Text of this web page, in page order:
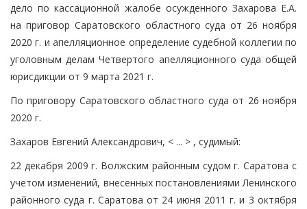
дело по кассационной жалобе осужденного Захарова Е.А.
на приговор Саратовского областного суда от 26 ноября
2020 г. и апелляционное определение судебной коллегии по
уголовным делам Четвертого апелляционного суда общей
юрисдикции от 9 марта 2021 г.
По приговору Саратовского областного суда от 26 ноября
2020 г.
Захаров Евгений Александрович, < ... > , судимый:
22 декабря 2009 г. Волжским районным судом г. Саратова с
учетом изменений, внесенных постановлениями Ленинского
районного суда г. Саратова от 24 июня 2011 г. и 3 октября